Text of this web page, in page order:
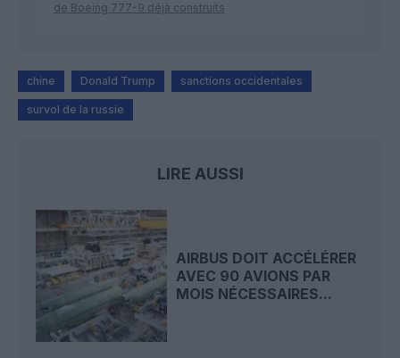
de Boeing 777-9 déjà construits
chine Donald Trump sanctions occidentales
survol de la russie
LIRE AUSSI
AIRBUS DOIT ACCÉLÉRER
AVEC 90 AVIONS PAR
MOIS NÉCESSAIRES...